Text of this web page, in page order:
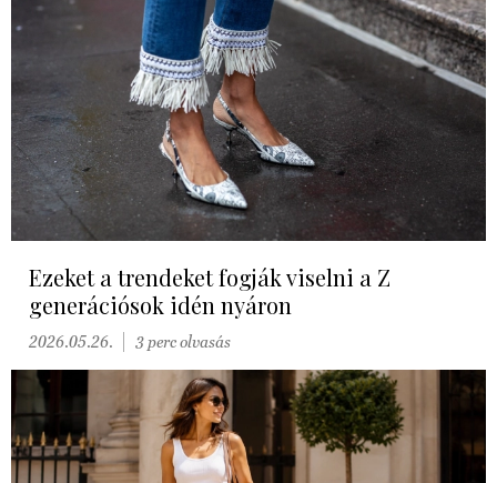
Ezeket a trendeket fogják viselni a Z
generációsok idén nyáron
2026.05.26. 3 perc olvasás